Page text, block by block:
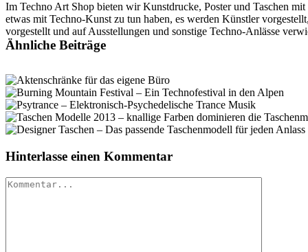
Im Techno Art Shop bieten wir Kunstdrucke, Poster und Taschen
etwas mit Techno-Kunst zu tun haben, es werden Künstler
vorgestellt und auf Ausstellungen und sonstige Techno-Anlässe
Ähnliche Beiträge
Hinterlasse einen Kommentar
Kommentar